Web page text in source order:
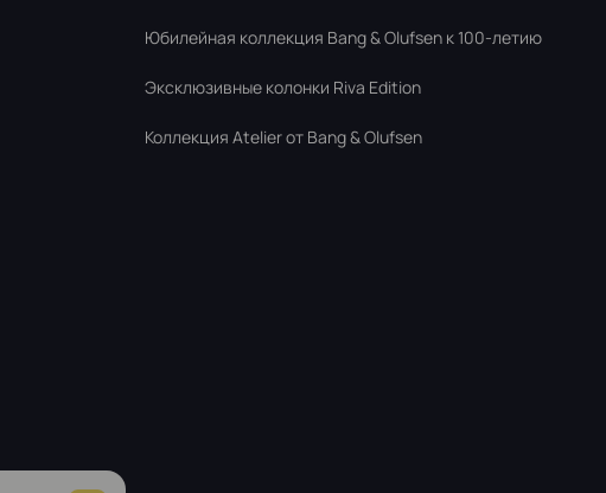
Юбилейная коллекция Bang & Olufsen к 100-летию
Эксклюзивные колонки Riva Edition
Коллекция Atelier от Bang & Olufsen